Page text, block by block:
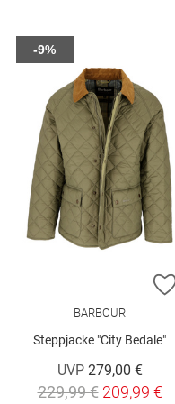
BARBOUR
Steppjacke "City Bedale"
UVP 279,00 €
229,99 € 209,99 €
-9%